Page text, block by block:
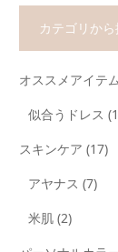
カテゴリか
オススメアイテム
似合うドレス
スキンケア (17)
アヤナス (7)
米肌 (2)